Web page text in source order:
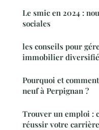
Le smic en 2024 :
sociales
les conseils pour
immobilier diversifié
Pourquoi et
neuf à Perpignan ?
Trouver un emploi :
réussir votre carrière